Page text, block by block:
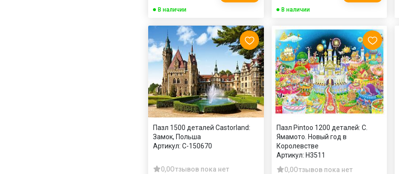
В наличии В наличии
Пазл 1500 деталей Castorland:
Замок, Польша
Артикул: C-150670
0,0Отзывов пока нет
Пазл Pintoo 1200 деталей: С.
Ямамото. Новый год в
Королевстве
Артикул: H3511
0,0Отзывов пока нет